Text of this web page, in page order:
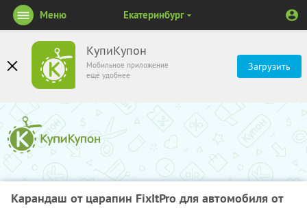
КупиКупон
Мобильное приложение
ещё удобнее
Загрузить
Меню Екатеринбург
Карандаш от царапин FixItPro для автомобиля от